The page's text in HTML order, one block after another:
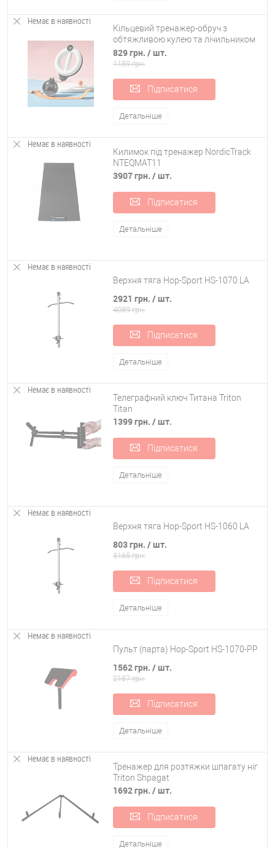
Немає в наявності
Кільцевий тренажер-обруч з
обтяжливою кулею та лічильником
для тренування рук OSPORT (MS
4802)
829 грн. / шт.
1159 грн.
Підписатися
Детальніше
Немає в наявності
Килимок під тренажер NordicTrack
NTEQMAT11
3907 грн. / шт.
Підписатися
Детальніше
Немає в наявності
Верхня тяга Hop-Sport HS-1070 LA
2921 грн. / шт.
4089 грн.
Підписатися
Детальніше
Немає в наявності
Телеграфний ключ Титана Triton
Titan
1399 грн. / шт.
Підписатися
Детальніше
Немає в наявності
Верхня тяга Hop-Sport HS-1060 LA
803 грн. / шт.
3165 грн.
Підписатися
Детальніше
Немає в наявності
Пульт (парта) Hop-Sport HS-1070-PP
1562 грн. / шт.
2187 грн.
Підписатися
Детальніше
Немає в наявності
Тренажер для розтяжки шпагату ніг
Triton Shpagat
1692 грн. / шт.
Підписатися
Детальніше